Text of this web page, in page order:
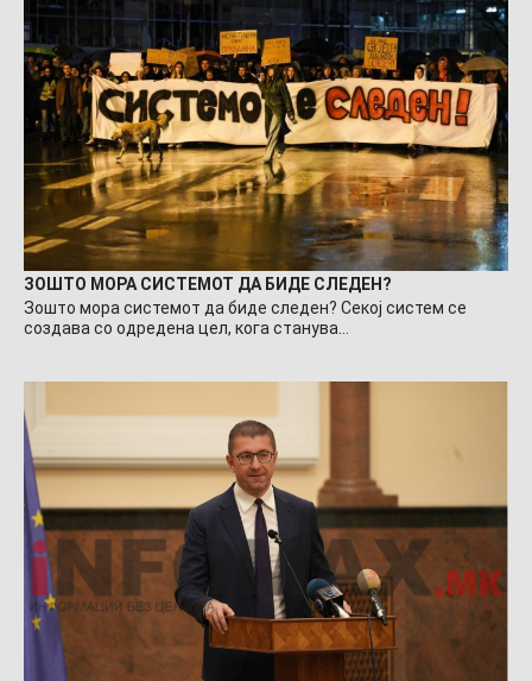
ЗОШТО МОРА СИСТЕМОТ ДА БИДЕ СЛЕДЕН?
Зошто мора системот да биде следен? Секој систем се
создава со одредена цел, кога станува…